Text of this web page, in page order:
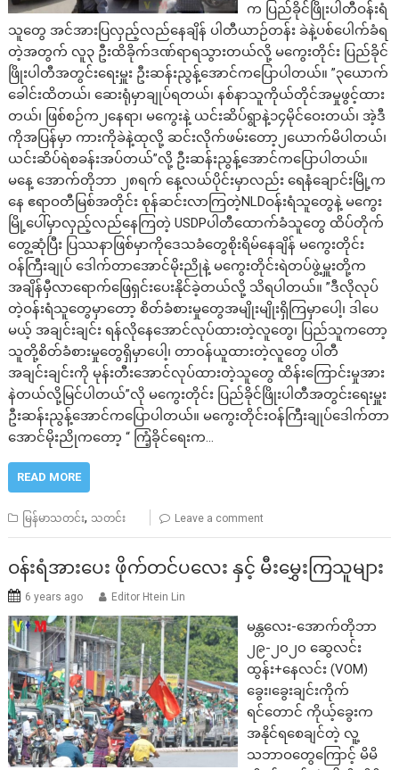
က ပြည်ခိုင်ဖြိုးပါတီဝန်းရံ
သူတွေ အင်အားပြလှည့်လည်နေချိန် ပါတီယာဉ်တန်း ခဲနဲ့ပစ်ပေါက်ခံရ
တဲ့အတွက် လူ၃ ဦးထိခိုက်ဒဏ်ရာရသွားတယ်လို့ မကွေးတိုင်း ပြည်ခိုင်
ဖြိုးပါတီအတွင်းရေးမှူး ဦးဆန်းညွန့်အောင်ကပြောပါတယ်။ ”၃ယောက်
ခေါင်းထိတယ်၊ ဆေးရုံမှာချုပ်ရတယ်၊ နစ်နာသူကိုယ်တိုင်အမှုဖွင့်ထား
တယ်၊ ဖြစ်စဉ်က၂နေရာ၊ မကွေးနဲ့ ယင်းဆိပ်ရွာနဲ့၁၄မိုင်ဝေးတယ်၊ အဲ့ဒီ
ကိုအပြန်မှာ ကားကိုခဲနဲ့ထုလို့ ဆင်းလိုက်ဖမ်းတော့၂ယောက်မိပါတယ်၊
ယင်းဆိပ်ရဲစခန်းအပ်တယ်”လို့ ဦးဆန်းညွန့်အောင်ကပြောပါတယ်။
မနေ့ အောက်တိုဘာ ၂၈ရက် နေ့လယ်ပိုင်းမှာလည်း ရေနံချောင်းမြို့က
နေ ဧရာဝတီမြစ်အတိုင်း စုန်ဆင်းလာကြတဲ့NLDဝန်းရံသူတွေနဲ့ မကွေး
မြို့ပေါ်မှာလှည့်လည်နေကြတဲ့ USDPပါတီထောက်ခံသူတွေ ထိပ်တိုက်
တွေ့ဆုံပြီး ပြဿနာဖြစ်မှာကိုဒေသခံတွေစိုးရိမ်နေချိန် မကွေးတိုင်း
ဝန်ကြီးချုပ် ဒေါက်တာအောင်မိုးညိုနဲ့ မကွေးတိုင်းရဲတပ်ဖွဲ့မှူးတို့က
အချိန်မှီလာရောက်ဖြေရှင်းပေးနိုင်ခဲ့တယ်လို့ သိရပါတယ်။ ”ဒီလိုလုပ်
တဲ့ဝန်းရံသူတွေမှာတော့ စိတ်ခံစားမှုတွေအမျိုးမျိုးရှိကြမှာပေါ့၊ ဒါပေ
မယ့် အချင်းချင်း ရန်လိုနေအောင်လုပ်ထားတဲ့လူတွေ၊ ပြည်သူကတော့
သူတို့စိတ်ခံစားမှုတွေရှိမှာပေါ့၊ တာဝန်ယူထားတဲ့လူတွေ ပါတီ
အချင်းချင်းကို မုန်းတီးအောင်လုပ်ထားတဲ့သူတွေ ထိန်းကြောင်းမှုအား
နဲတယ်လို့မြင်ပါတယ်”လို မကွေးတိုင်း ပြည်ခိုင်ဖြိုးပါတီအတွင်းရေးမှူး
ဦးဆန်းညွန့်အောင်ကပြောပါတယ်။ မကွေးတိုင်းဝန်ကြီးချုပ်ဒေါက်တာ
အောင်မိုးညိုကတော့ “ ကြံ့ခိုင်ရေးက…
READ MORE
မြန်မာသတင်း, သတင်း Leave a comment
ဝန်းရံအားပေး ဖိုက်တင်ပလေး နှင့် မီးမွှေးကြသူများ
6 years ago Editor Htein Lin
မန္တလေး-အောက်တိုဘာ
၂၉-၂၀၂၀ ဆွေလင်း
ထွန်း+နေလင်း (VOM)
ခွေး၊ခွေးချင်းကိုက်
ရင်တောင် ကိုယ့်ခွေးက
အနိုင်ရစေချင်တဲ့ လူ့
သဘာဝတွေကြောင့် မိမိ